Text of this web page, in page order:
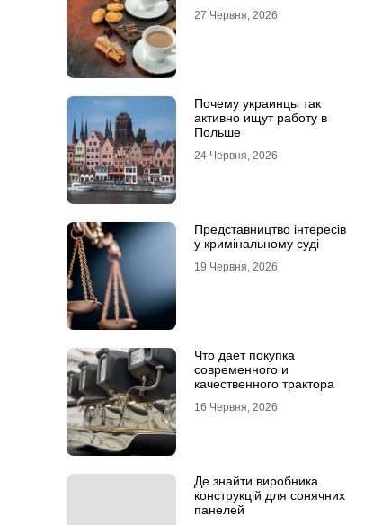
27 Червня, 2026
Почему украинцы так
активно ищут работу в
Польше
24 Червня, 2026
Представництво інтересів
у кримінальному суді
19 Червня, 2026
Что дает покупка
современного и
качественного трактора
16 Червня, 2026
Де знайти виробника
конструкцій для сонячних
панелей